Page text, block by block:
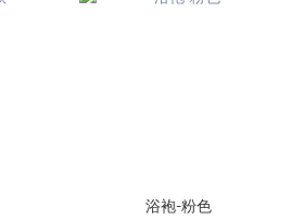
浴袍-粉色